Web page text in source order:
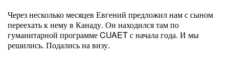
Через несколько месяцев Евгений предложил нам с сыном
переехать к нему в Канаду. Он находился там по
гуманитарной программе CUAET с начала года. И мы
решились. Подались на визу.